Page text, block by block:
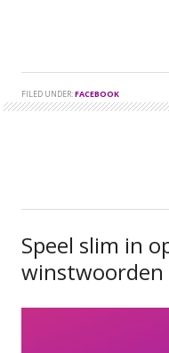
FILED UNDER:FACEBOOK
Speel slim in
winstwoorden